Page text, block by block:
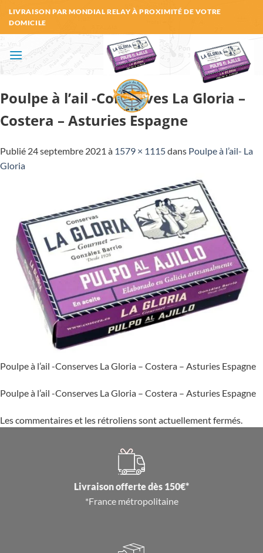
Passer
au
contenu
LIVRAISON PAR MONDIAL RELAY À PROXIMITÉ DE VOTRE
DOMICILE
Poulpe à l’ail -Conserves La Gloria –
Costera – Asturies Espagne
Publié 24 septembre 2021 à 1579 × 1115dans Poulpe à l’ail- La
Gloria
Poulpe à l’ail -Conserves La Gloria – Costera – Asturies Espagne
Poulpe à l’ail -Conserves La Gloria – Costera – Asturies Espagne
Les commentaires et les rétroliens sont actuellement fermés.
Livraison offerte dès 150€*
*France métropolitaine